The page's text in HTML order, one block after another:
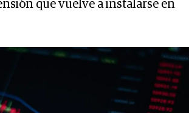
que vuelve a instalarse en